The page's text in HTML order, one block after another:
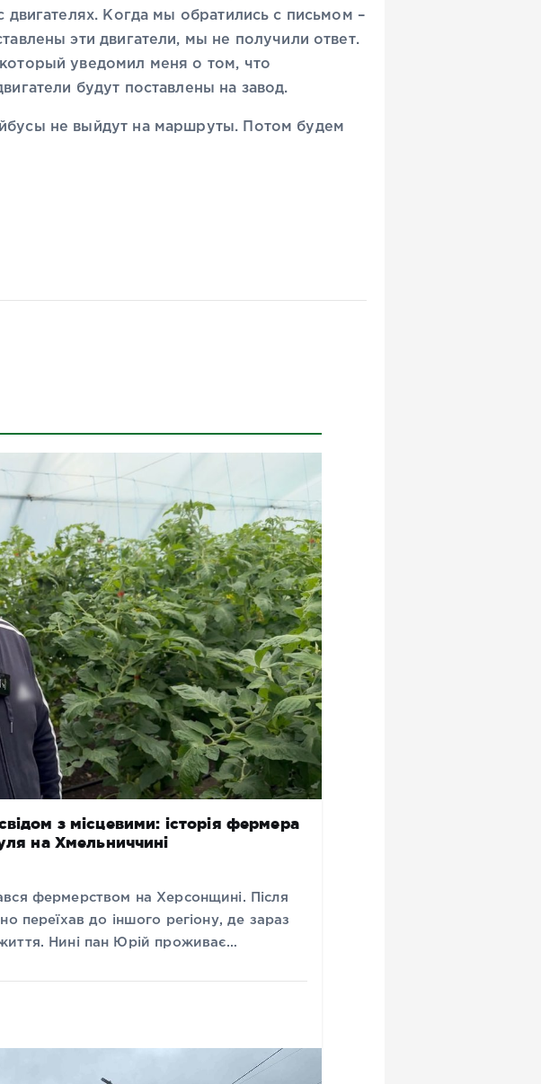
Когда мы обратились с письмом –
эти двигатели, мы не получили ответ.
уведомил меня о том, что
будут поставлены на завод.
не выйдут на маршруты. Потом будем
з місцевими: історія фермера
на Хмельниччині
фермерством на Херсонщині. Після
переїхав до іншого регіону, де зараз
Нині пан Юрій проживає…